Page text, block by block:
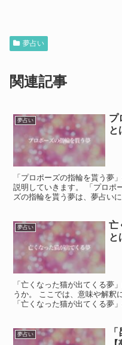
夢占い
関連記事
夢占い
プ
と
「プロポーズの指輪を貰う夢
説明していきます。 「プロポ
ズの指輪を貰う夢は、夢占い
夢占い
亡
と
「亡くなった猫が出てくる夢
うか。 ここでは、意味や解釈
「亡くなった猫が出てくる夢
夢占い